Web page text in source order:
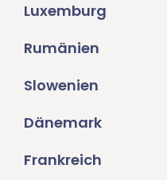
Luxemburg
Rumänien
Slowenien
Dänemark
Frankreich